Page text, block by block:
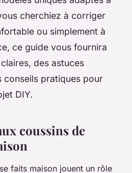
cherchiez à corriger
ou simplement à
ce guide vous fournira
des astuces
conseils pratiques pour
DIY.
coussins de
faits maison jouent un rôle